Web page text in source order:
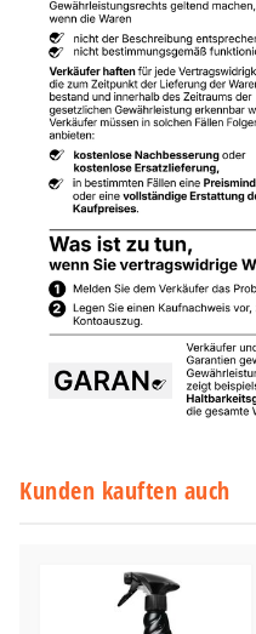
Kunden kauften auch